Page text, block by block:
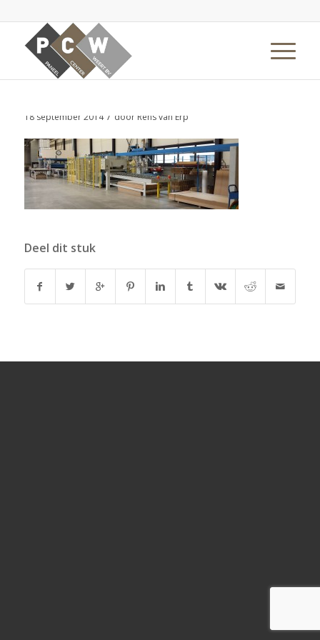
18 september 2014 / door Rens van Erp
Deel dit stuk